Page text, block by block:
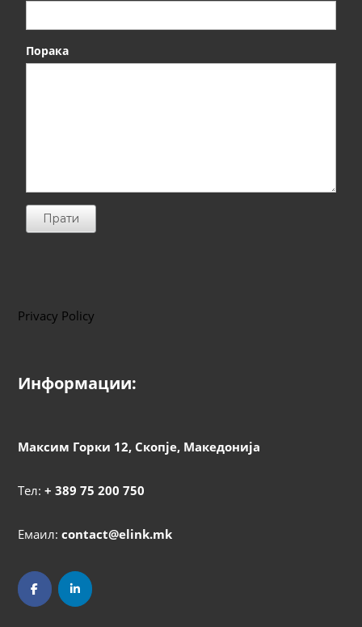
Порака
Прати
Privacy Policy
Информации:
Максим Горки 12, Скопје, Македонија
Тел: + 389 75 200 750
Емаил: contact@elink.mk